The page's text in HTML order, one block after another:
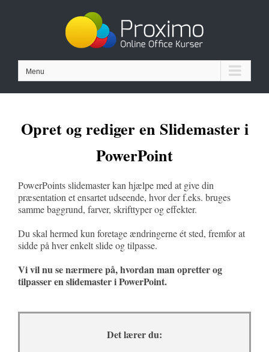
Menu
Opret og rediger en Slidemaster i
PowerPoint
PowerPoints slidemaster kan hjælpe med at give din
præsentation et ensartet udseende, hvor der f.eks. bruges
samme baggrund, farver, skrifttyper og effekter.
Du skal hermed kun foretage ændringerne ét sted, fremfor at
sidde på hver enkelt slide og tilpasse.
Vi vil nu se nærmere på, hvordan man opretter og
tilpasser en slidemaster i PowerPoint.
Det lærer du: